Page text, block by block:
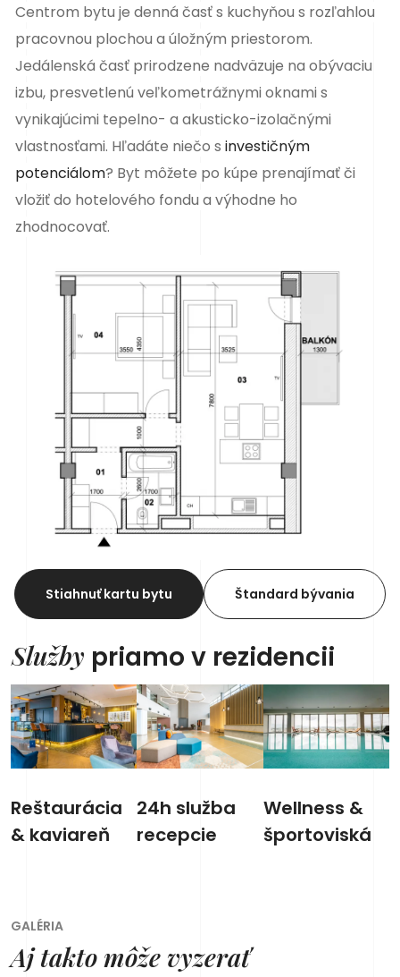
Centrom bytu je denná časť s kuchyňou s rozľahlou
pracovnou plochou a úložným priestorom.
Jedálenská časť prirodzene nadväzuje na obývaciu
izbu, presvetlenú veľkometrážnymi oknami s
vynikajúcimi tepelno- a akusticko-izolačnými
vlastnosťami. Hľadáte niečo s investičným
potenciálom? Byt môžete po kúpe prenajímať či
vložiť do hotelového fondu a výhodne ho
zhodnocovať.
Stiahnuť kartu bytu Štandard bývania
Služby priamo v rezidencii
Reštaurácia
& kaviareň
24h služba
recepcie
Wellness &
športoviská
GALÉRIA
Aj takto môže vyzerať